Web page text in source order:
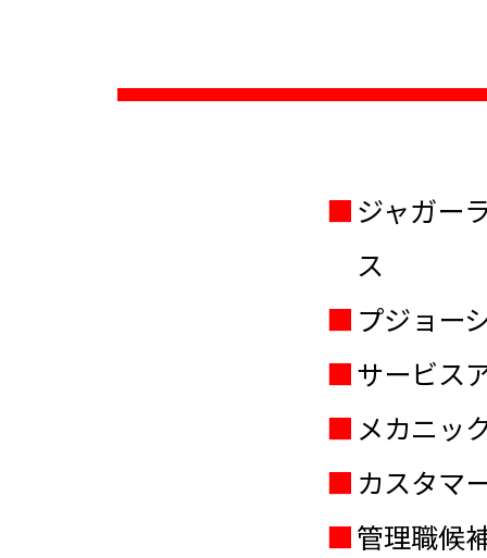
ジャガー
ス
プジョー
サービス
メカニッ
カスタマ
管理職候